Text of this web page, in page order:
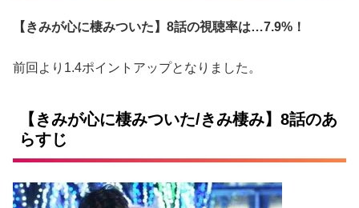
【きみが心に棲みついた】8話の視聴率は…7.9%！
前回より1.4ポイントアップとなりました。
【きみが心に棲みついた/きみ棲み】8話のあ
らすじ